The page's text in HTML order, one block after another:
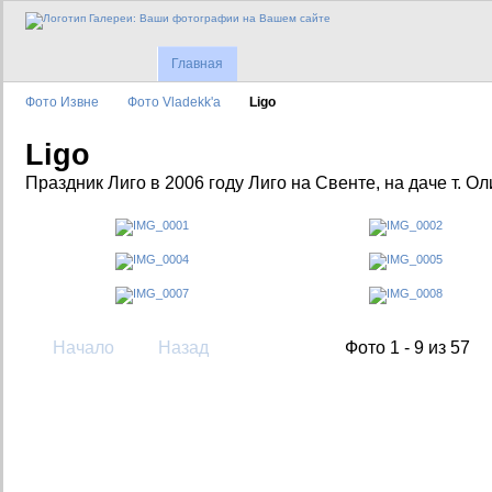
Главная
Фото Извне Фото Vladekk'a Ligo
Ligo
Праздник Лиго в 2006 году Лиго на Свенте, на даче т.
Начало Назад Фото 1 - 9 из 57